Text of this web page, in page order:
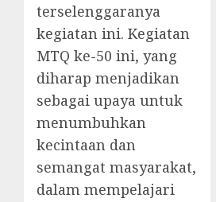
terselenggaranya
kegiatan ini. Kegiatan
MTQ ke-50 ini, yang
diharap menjadikan
sebagai upaya untuk
menumbuhkan
kecintaan dan
semangat masyarakat,
dalam mempelajari